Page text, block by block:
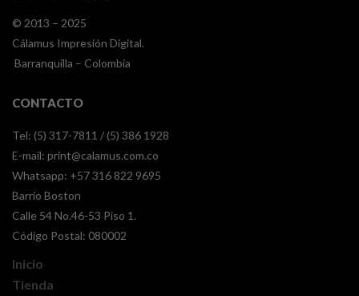
© 2013 – 2025
Cálamus Impresión Digital.
Barranquilla – Colombia
CONTACTO
Tel: (5) 317-7811 / (5) 386 1928
E-mail: print@calamus.com.co
Whatsapp: +57 316 822 9695
Barrio Boston
Calle 54 No.46-53 Piso 1.
Código Postal: 080002
Inicio
Tienda